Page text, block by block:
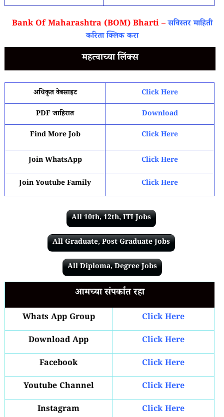
Bank Of Maharashtra (BOM) Bharti – सविस्तर माहिती
करिता क्लिक करा
महत्वाच्या लिंक्स
अधिकृत वेबसाइट
Click Here
PDF जाहिरात
Download
Find More Job
Click Here
Join WhatsApp Click Here
Join Youtube Family Click Here
All 10th, 12th, ITI Jobs
All Graduate, Post Graduate Jobs
All Diploma, Degree Jobs
आमच्या संपर्कात रहा
Whats App Group
Click Here
Download App
Click Here
Facebook
Click Here
Youtube Channel
Click Here
Instagram
Click Here